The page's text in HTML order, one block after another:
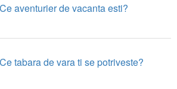
Ce aventurier de vacanta esti?
Ce tabara de vara ti se potriveste?